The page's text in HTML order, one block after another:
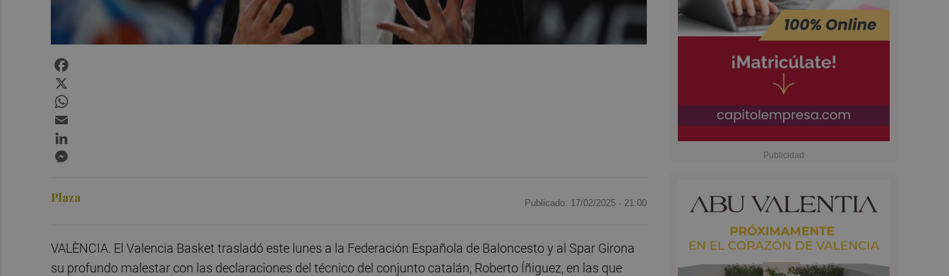
Plaza Publicado: 17/02/2025 · 21:00
VALÈNCIA. El Valencia Basket trasladó este lunes a la Federación Española de Baloncesto y al Spar Girona
su profundo malestar con las declaraciones del técnico del conjunto catalán, Roberto Íñiguez, en las que